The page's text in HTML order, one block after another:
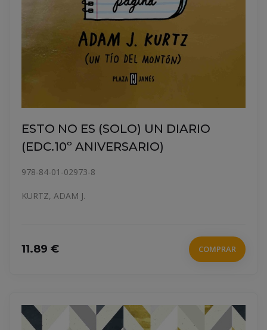
ESTO NO ES (SOLO) UN DIARIO
(EDC.10º ANIVERSARIO)
978-84-01-02973-8
KURTZ, ADAM J.
11.89 € COMPRAR